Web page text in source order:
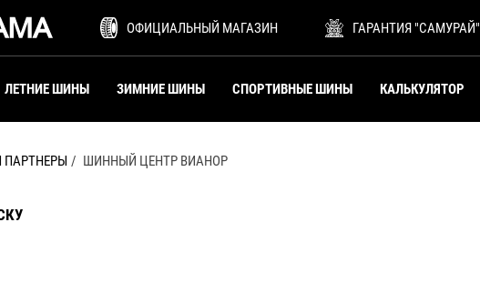
ОФИЦИАЛЬНЫЙ МАГАЗИН ГАРАНТИЯ "САМУРАЙ"
ЛЕТНИЕ ШИНЫ ЗИМНИЕ ШИНЫ СПОРТИВНЫЕ ШИНЫ КАЛЬКУЛЯТОР
ШИННЫЙ ЦЕНТР ВИАНОР